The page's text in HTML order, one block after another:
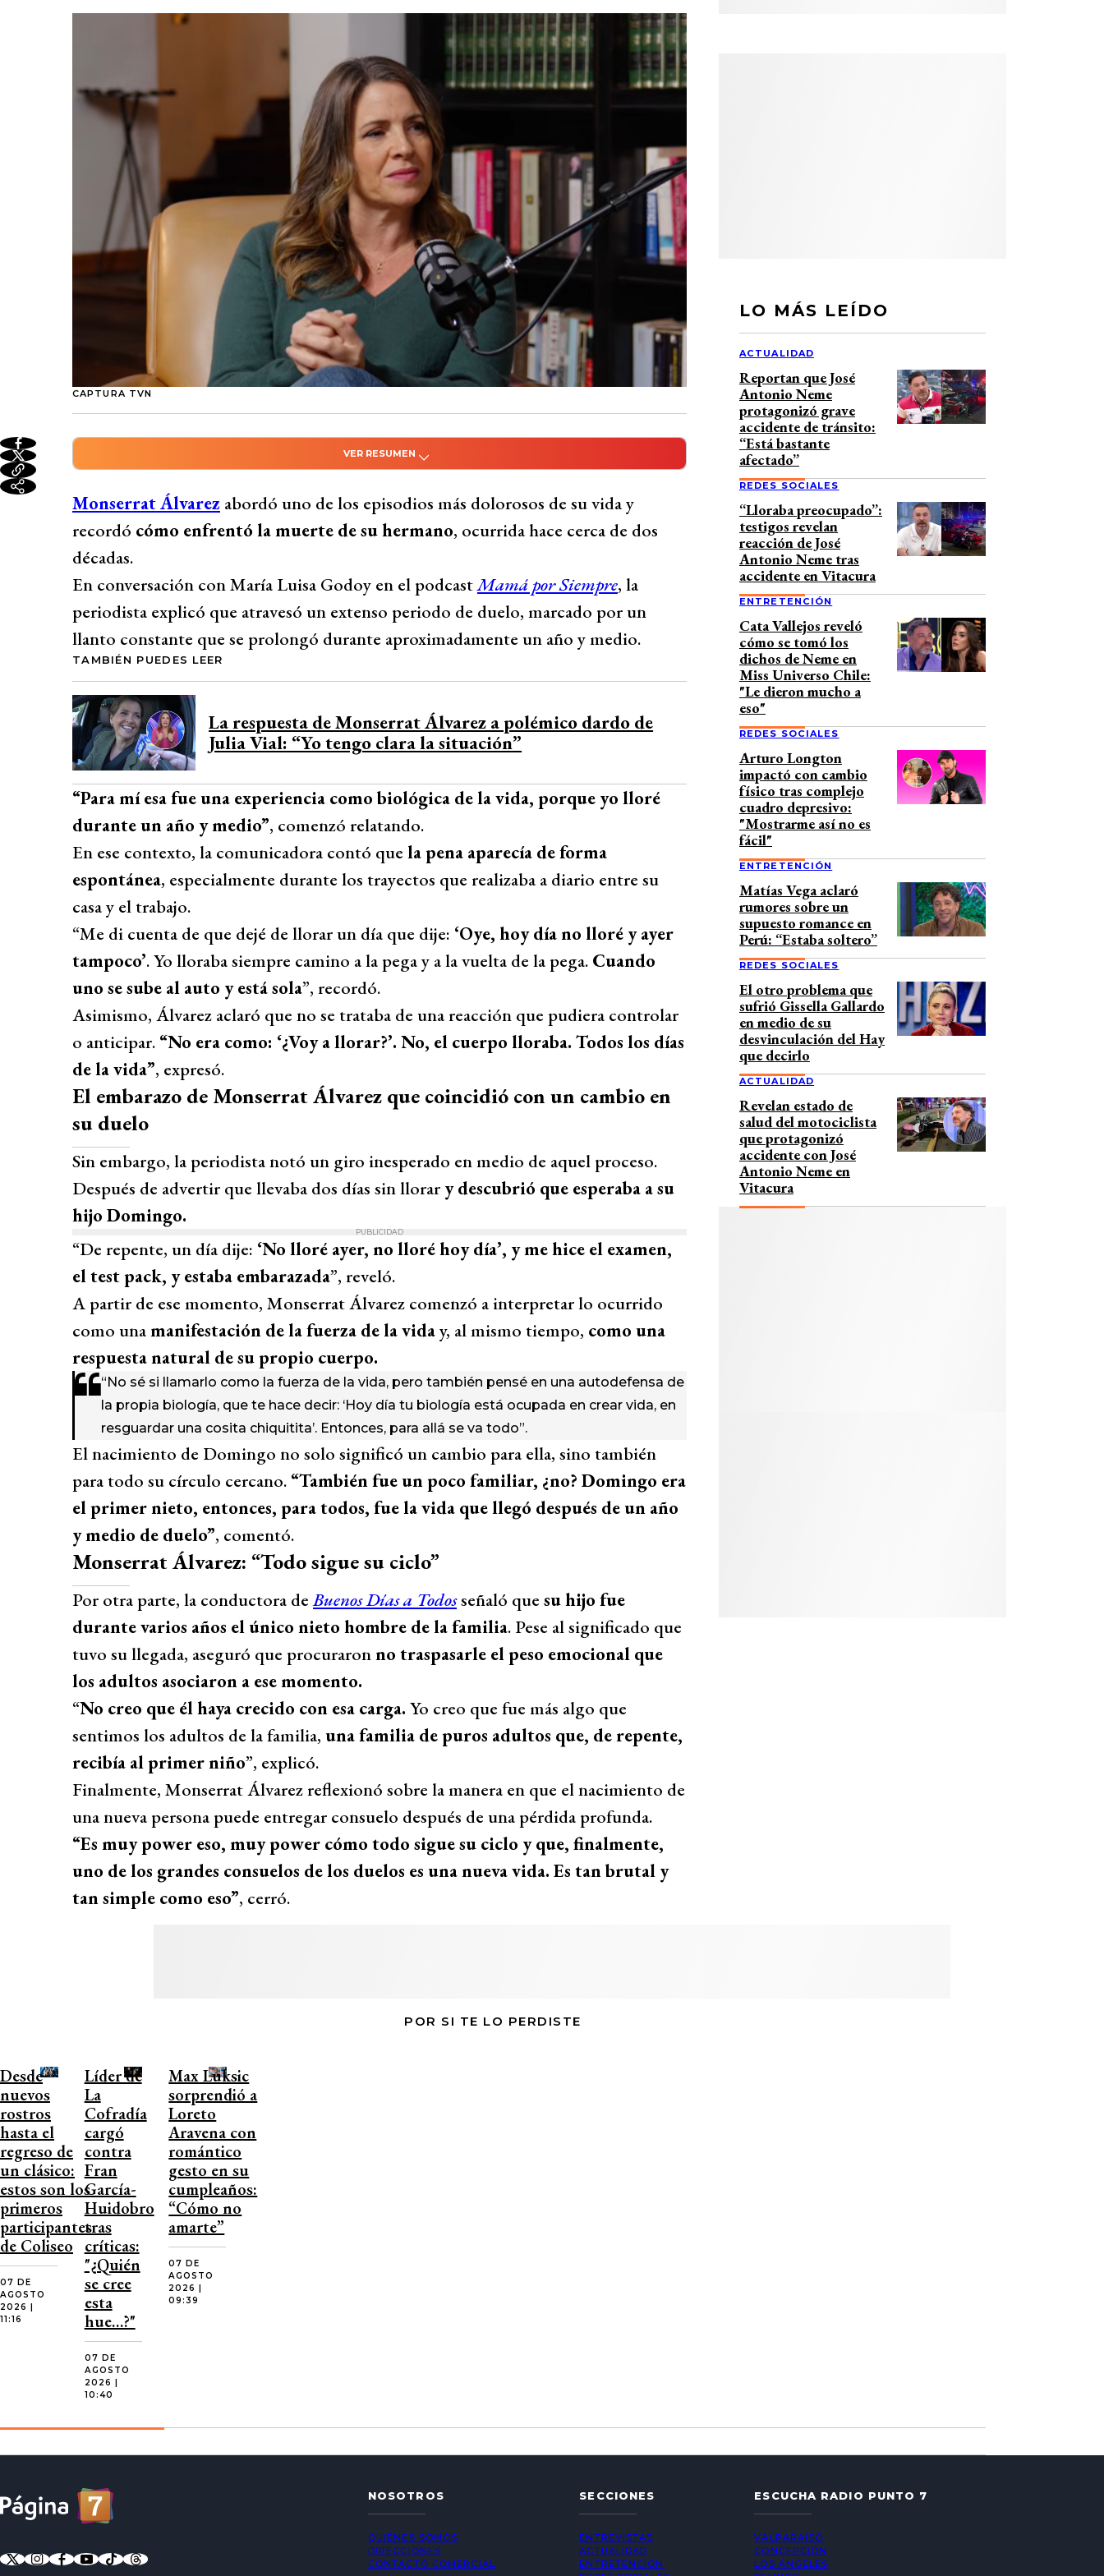
CAPTURA TVN
VER RESUMEN
La periodista Monserrat Álvarez compartió en el podcast Mamá por Siempre cómo
enfrentó la muerte de su hermano hace dos décadas, revelando un prolongado
periodo de llanto constante que duró año y medio. Destacó que la pena afloraba
espontáneamente, especialmente en los trayectos diarios entre casa y trabajo.
Sorprendentemente, descubrió su embarazo de su hijo Domingo tras dos días sin
llorar, interpretando este hecho como una muestra de la fuerza de la vida. Alvarez
reflexionó sobre el consuelo que trae una nueva vida después de una pérdida
profunda, destacando la llegada de su hijo como un cambio significativo para su
familia.
Desarrollado por Bío Bío Comunicaciones
Monserrat Álvarez abordó uno de los episodios más dolorosos de su vida y
recordó cómo enfrentó la muerte de su hermano, ocurrida hace cerca de dos
décadas.
En conversación con María Luisa Godoy en el podcastMamá por Siempre, la
periodista explicó que atravesó un extenso periodo de duelo, marcado por un
llanto constante que se prolongó durante aproximadamente un año y medio.
TAMBIÉN PUEDES LEER
La respuesta de Monserrat Álvarez a polémico dardo de
Julia Vial: “Yo tengo clara la situación”
“Para mí esa fue una experiencia como biológica de la vida, porque yo lloré
durante un año y medio”, comenzó relatando.
En ese contexto, la comunicadora contó que la pena aparecía de forma
espontánea, especialmente durante los trayectos que realizaba a diario entre su
casa y el trabajo.
“Me di cuenta de que dejé de llorar un día que dije: ‘Oye, hoy día no lloré y ayer
tampoco’. Yo lloraba siempre camino a la pega y a la vuelta de la pega. Cuando
uno se sube al auto y está sola”, recordó.
Asimismo, Álvarez aclaró que no se trataba de una reacción que pudiera controlar
o anticipar. “No era como: ‘¿Voy a llorar?’. No, el cuerpo lloraba. Todos los días
de la vida”, expresó.
El embarazo de Monserrat Álvarez que coincidió con un cambio en
su duelo
Sin embargo, la periodista notó un giro inesperado en medio de aquel proceso.
Después de advertir que llevaba dos días sin llorar y descubrió que esperaba a su
hijo Domingo.
PUBLICIDAD
“De repente, un día dije: ‘No lloré ayer, no lloré hoy día’, y me hice el examen,
el test pack, y estaba embarazada”, reveló.
A partir de ese momento, Monserrat Álvarez comenzó a interpretar lo ocurrido
como unamanifestación de la fuerza de la viday, al mismo tiempo, como una
respuesta natural de su propio cuerpo.
“No sé si llamarlo como la fuerza de la vida, pero también pensé en una autodefensa de
la propia biología, que te hace decir: ‘Hoy día tu biología está ocupada en crear vida, en
resguardar una cosita chiquitita’. Entonces, para allá se va todo”.
El nacimiento de Domingo no solo significó un cambio para ella, sino también
para todo su círculo cercano. “También fue un poco familiar, ¿no? Domingo era
el primer nieto, entonces, para todos, fue la vida que llegó después de un año
y medio de duelo”, comentó.
Monserrat Álvarez: “Todo sigue su ciclo”
Por otra parte, la conductora deBuenos Días a Todosseñaló que su hijo fue
durante varios años el único nieto hombre de la familia. Pese al significado que
tuvo su llegada, aseguró que procuraronno traspasarle el peso emocional que
los adultos asociaron a ese momento.
“No creo que él haya crecido con esa carga. Yo creo que fue más algo que
sentimos los adultos de la familia, una familia de puros adultos que, de repente,
recibía al primer niño”, explicó.
Finalmente, Monserrat Álvarez reflexionó sobre la manera en que el nacimiento de
una nueva persona puede entregar consuelo después de una pérdida profunda.
“Es muy power eso, muy power cómo todo sigue su ciclo y que, finalmente,
uno de los grandes consuelos de los duelos es una nueva vida. Es tan brutal y
tan simple como eso”, cerró.
LO MÁS LEÍDO
ACTUALIDAD
Reportan que José
Antonio Neme
protagonizó grave
accidente de tránsito:
“Está bastante
afectado”
REDES SOCIALES
“Lloraba preocupado”:
testigos revelan
reacción de José
Antonio Neme tras
accidente en Vitacura
ENTRETENCIÓN
Cata Vallejos reveló
cómo se tomó los
dichos de Neme en
Miss Universo Chile:
"Le dieron mucho a
eso"
REDES SOCIALES
Arturo Longton
impactó con cambio
físico tras complejo
cuadro depresivo:
"Mostrarme así no es
fácil"
ENTRETENCIÓN
Matías Vega aclaró
rumores sobre un
supuesto romance en
Perú: “Estaba soltero”
REDES SOCIALES
El otro problema que
sufrió Gissella Gallardo
en medio de su
desvinculación del Hay
que decirlo
ACTUALIDAD
Revelan estado de
salud del motociclista
que protagonizó
accidente con José
Antonio Neme en
Vitacura
POR SI TE LO PERDISTE
Desde
nuevos
rostros
hasta el
regreso de
un clásico:
estos son los
primeros
participantes
de Coliseo
07 DE
AGOSTO
2026 |
11:16
Líder de
La
Cofradía
cargó
contra
Fran
García-
Huidobro
tras
críticas:
"¿Quién
se cree
esta
hue…?"
07 DE
AGOSTO
2026 |
10:40
Max Luksic
sorprendió a
Loreto
Aravena con
romántico
gesto en su
cumpleaños:
“Cómo no
amarte”
07 DE
AGOSTO
2026 |
09:39
NOSOTROS
QUIÉNES SOMOS
DIRECCIONES
CONTACTO COMERCIAL
SECCIONES
ENTREVISTAS
ACTUALIDAD
ENTRETENCIÓN
ESCUCHA RADIO PUNTO 7
VALPARAÍSO
CONCEPCIÓN
LOS ÁNGELES